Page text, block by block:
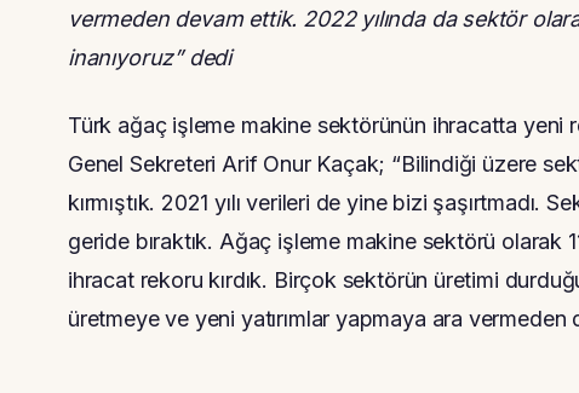
vermeden devam ettik. 2022 yılında da sektör
inanıyoruz” dedi
Türk ağaç işleme makine sektörünün ihracatta yeni
Genel Sekreteri Arif Onur Kaçak; “Bilindiği üzere
kırmıştık. 2021 yılı verileri de yine bizi şaşırtmadı.
geride bıraktık. Ağaç işleme makine sektörü olarak
ihracat rekoru kırdık. Birçok sektörün üretimi
üretmeye ve yeni yatırımlar yapmaya ara vermeden